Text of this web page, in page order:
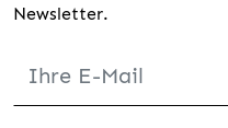
Newsletter.